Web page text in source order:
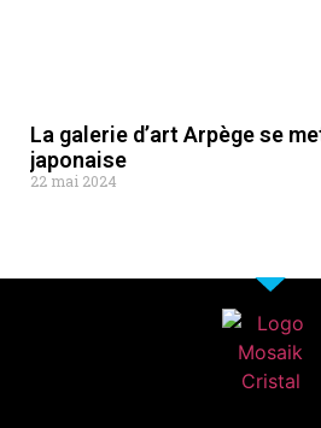
La galerie d’art Arpège se
japonaise
22 mai 2024